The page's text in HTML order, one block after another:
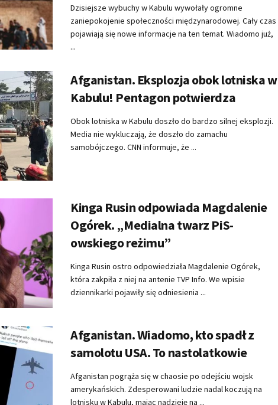
Dzisiejsze wybuchy w Kabulu wywołały ogromne
zaniepokojenie społeczności międzynarodowej. Cały czas
pojawiają się nowe informacje na ten temat. Wiadomo już,
...
Afganistan. Eksplozja obok lotniska w
Kabulu! Pentagon potwierdza
Obok lotniska w Kabulu doszło do bardzo silnej eksplozji.
Media nie wykluczają, że doszło do zamachu
samobójczego. CNN informuje, że ...
Kinga Rusin odpowiada Magdalenie
Ogórek. „Medialna twarz PiS-
owskiego reżimu”
Kinga Rusin ostro odpowiedziała Magdalenie Ogórek,
która zakpiła z niej na antenie TVP Info. We wpisie
dziennikarki pojawiły się odniesienia ...
Afganistan. Wiadomo, kto spadł z
samolotu USA. To nastolatkowie
Afganistan pogrąża się w chaosie po odejściu wojsk
amerykańskich. Zdesperowani ludzie nadal koczują na
lotnisku w Kabulu, mając nadzieję na ...